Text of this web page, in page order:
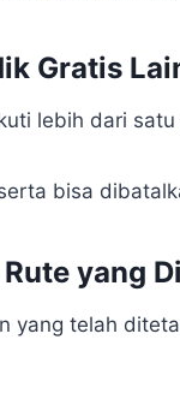
Gratis
lebih dari
bisa
yang
yang telah